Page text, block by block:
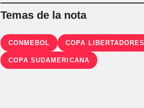
Temas de la nota
CONMEBOL COPA LIBERTADORES
COPA SUDAMERICANA